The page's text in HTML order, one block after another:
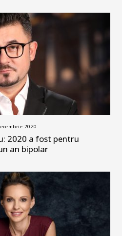
2020
2020 a fost pentru
an bipolar